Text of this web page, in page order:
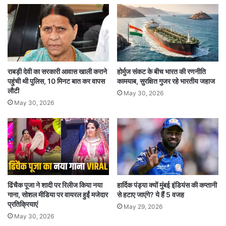
पर चर्चा करेगा और उसे टेस्टिंग प्रोसेसर के बारे में बताएगा.
इसके बाद एक ‘स्टिम टेस्ट’ किया जाता है, जिसमें सब्जेक्ट
को जानबूझकर झूठ बोलने के लिए कहा जाता है.
वास्तविक पॉलीग्राफ टेस्ट इसके बाद शुरू होता है, जब
जांचकर्ता चार्ट क्लेक्ट फेज के दौरान कई पॉलीग्राफ चार्ट
देता है और एकत्र करता है. सवालों और चार्टों की सीरीज
इस्तेमाल किए गए टॉपिक्स और तकनीकों की संख्या के
आधार पर अलग-अलग होगी।. अगर निदान संबंधी सवालों
के लिए फिजिकल रेस्पांस रेलेवेंट सवालों की तुलना में बड़ी हैं,
तो सब्जेक्ट टेस्ट पास कर लेता है.
क्या पॉलीग्राफ परीक्षण सटीक होते हैं?
राबड़ी देवी का सरकारी आवास खाली कराने
पहुंची थी पुलिस, 10 मिनट बात कर वापस
लौटी
May 30, 2026
होर्मुज संकट के बीच भारत की रणनीति
कामयाब, सुरक्षित गुजर रहे भारतीय जहाज
May 30, 2026
ढिंचैक पूजा ने शादी पर रिलीज किया नया
गाना, सोशल मीडिया पर वायरल हुईं मजेदार
प्रतिक्रियाएं
May 30, 2026
हार्दिक पंड्या क्यों मुंबई इंडियंस की कप्तानी
से हटाए जाएंगे? ये हैं 5 वजह
May 29, 2026